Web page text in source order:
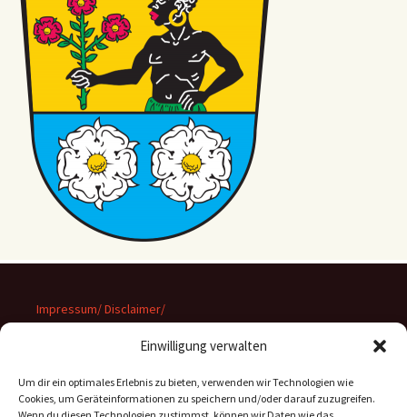
Einwilligung verwalten
Um dir ein optimales Erlebnis zu bieten, verwenden wir Technologien wie
Cookies, um Geräteinformationen zu speichern und/oder darauf zuzugreifen.
Impressum/ Disclaimer/
Datenschutz